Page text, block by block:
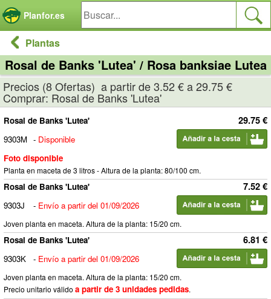
Planfor.es
Plantas
Rosal de Banks 'Lutea' / Rosa banksiae Lutea
Precios (8 Ofertas) a partir de 3.52 € a 29.75 €
Comprar: Rosal de Banks 'Lutea'
29.75 €
Rosal de Banks 'Lutea'
9303M - Disponible
Foto disponible
Planta en maceta de 3 litros - Altura de la planta: 80/100 cm.
7.52 €
Rosal de Banks 'Lutea'
9303J
- Envío a partir del 01/09/2026
Joven planta en maceta. Altura de la planta: 15/20 cm.
6.81 €
Rosal de Banks 'Lutea'
9303K
- Envío a partir del 01/09/2026
Joven planta en maceta. Altura de la planta: 15/20 cm.
Precio unitario válido a partir de 3 unidades pedidas.
Panel de gestión de cookies